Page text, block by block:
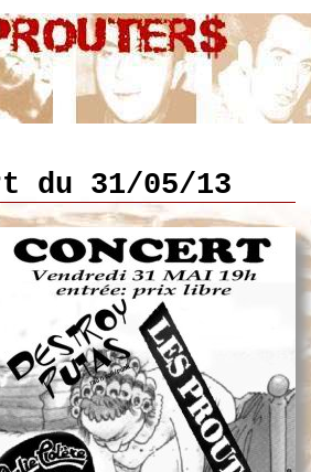
du 31/05/13